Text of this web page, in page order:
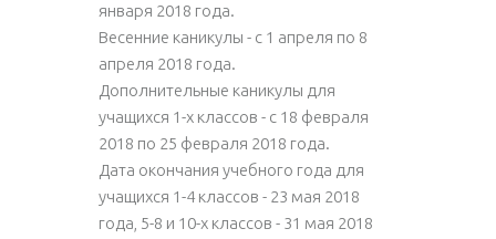
января 2018 года.
Весенние каникулы - с 1 апреля по 8
апреля 2018 года.
Дополнительные каникулы для
учащихся 1-х классов - с 18 февраля
2018 по 25 февраля 2018 года.
Дата окончания учебного года для
учащихся 1-4 классов - 23 мая 2018
года, 5-8 и 10-х классов - 31 мая 2018